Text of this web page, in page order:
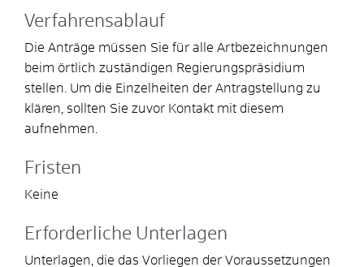
Verfahrensablauf
Die Anträge müssen Sie für alle Artbezeichnungen
beim örtlich zuständigen Regierungspräsidium
stellen. Um die Einzelheiten der Antragstellung zu
klären, sollten Sie zuvor Kontakt mit diesem
aufnehmen.
Fristen
Keine
Erforderliche Unterlagen
Unterlagen, die das Vorliegen der Voraussetzungen